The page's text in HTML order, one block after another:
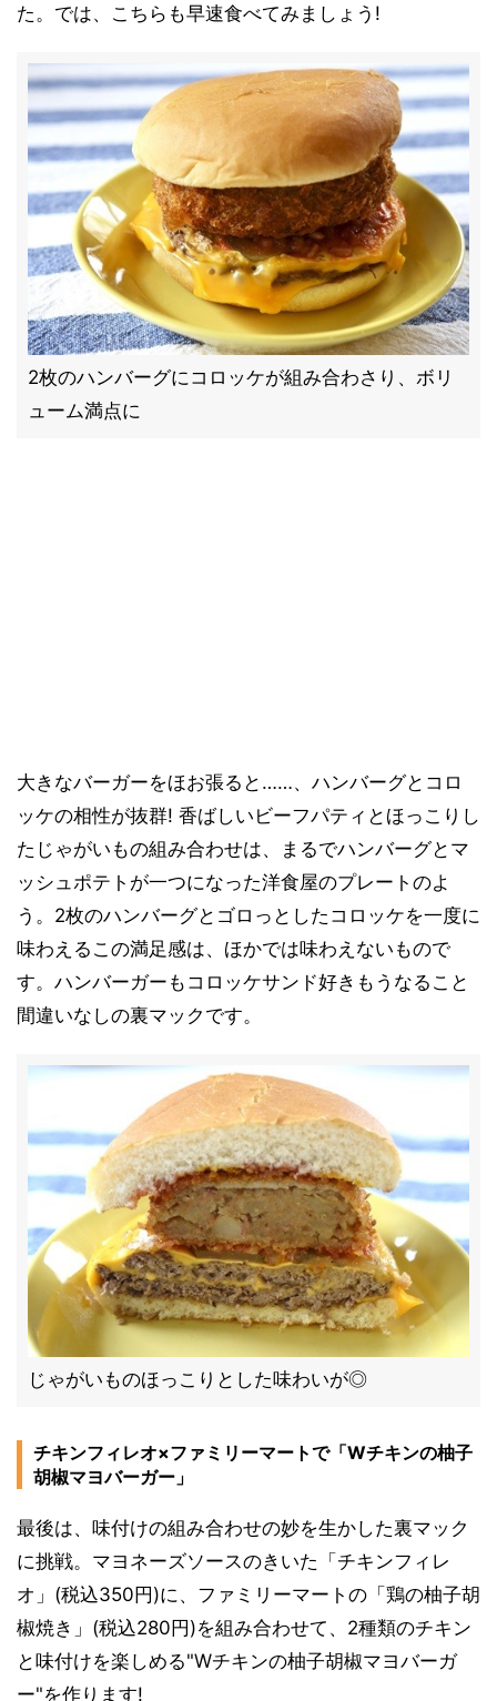
た。では、こちらも早速食べてみましょう!
2枚のハンバーグにコロッケが組み合わさり、ボリ
ューム満点に
大きなバーガーをほお張ると……、ハンバーグとコロ
ッケの相性が抜群! 香ばしいビーフパティとほっこりし
たじゃがいもの組み合わせは、まるでハンバーグとマ
ッシュポテトが一つになった洋食屋のプレートのよ
う。2枚のハンバーグとゴロっとしたコロッケを一度に
味わえるこの満足感は、ほかでは味わえないもので
す。ハンバーガーもコロッケサンド好きもうなること
間違いなしの裏マックです。
じゃがいものほっこりとした味わいが◎
チキンフィレオ×ファミリーマートで「Wチキンの柚子
胡椒マヨバーガー」
最後は、味付けの組み合わせの妙を生かした裏マック
に挑戦。マヨネーズソースのきいた「チキンフィレ
オ」(税込350円)に、ファミリーマートの「鶏の柚子胡
椒焼き」(税込280円)を組み合わせて、2種類のチキン
と味付けを楽しめる"Wチキンの柚子胡椒マヨバーガ
ー"を作ります!